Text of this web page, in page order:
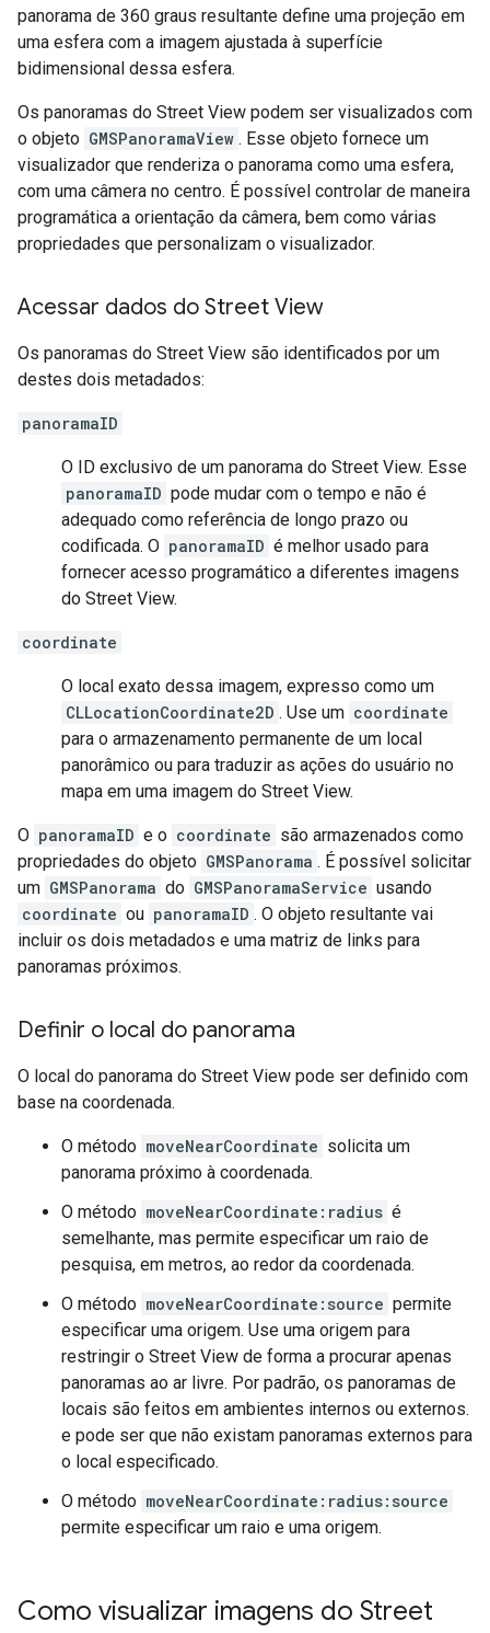
panorama de 360 graus resultante define uma projeção em
uma esfera com a imagem ajustada à superfície
bidimensional dessa esfera.
Os panoramas do Street View podem ser visualizados com
o objeto GMSPanoramaView . Esse objeto fornece um
visualizador que renderiza o panorama como uma esfera,
com uma câmera no centro. É possível controlar de maneira
programática a orientação da câmera, bem como várias
propriedades que personalizam o visualizador.
Acessar dados do Street View
Os panoramas do Street View são identificados por um
destes dois metadados:
panoramaID
O ID exclusivo de um panorama do Street View. Esse
panoramaID pode mudar com o tempo e não é
adequado como referência de longo prazo ou
codificada. O panoramaID é melhor usado para
fornecer acesso programático a diferentes imagens
do Street View.
coordinate
O local exato dessa imagem, expresso como um
CLLocationCoordinate2D . Use um coordinate
para o armazenamento permanente de um local
panorâmico ou para traduzir as ações do usuário no
mapa em uma imagem do Street View.
O panoramaID e o coordinate são armazenados como
propriedades do objeto GMSPanorama . É possível solicitar
um GMSPanorama do GMSPanoramaService usando
coordinate ou panoramaID . O objeto resultante vai
incluir os dois metadados e uma matriz de links para
panoramas próximos.
Definir o local do panorama
O local do panorama do Street View pode ser definido com
base na coordenada.
O método moveNearCoordinate solicita um
panorama próximo à coordenada.
O método moveNearCoordinate:radius é
semelhante, mas permite especificar um raio de
pesquisa, em metros, ao redor da coordenada.
O método moveNearCoordinate:source permite
especificar uma origem. Use uma origem para
restringir o Street View de forma a procurar apenas
panoramas ao ar livre. Por padrão, os panoramas de
locais são feitos em ambientes internos ou externos.
e pode ser que não existam panoramas externos para
o local especificado.
O método moveNearCoordinate:radius:source
permite especificar um raio e uma origem.
Como visualizar imagens do Street